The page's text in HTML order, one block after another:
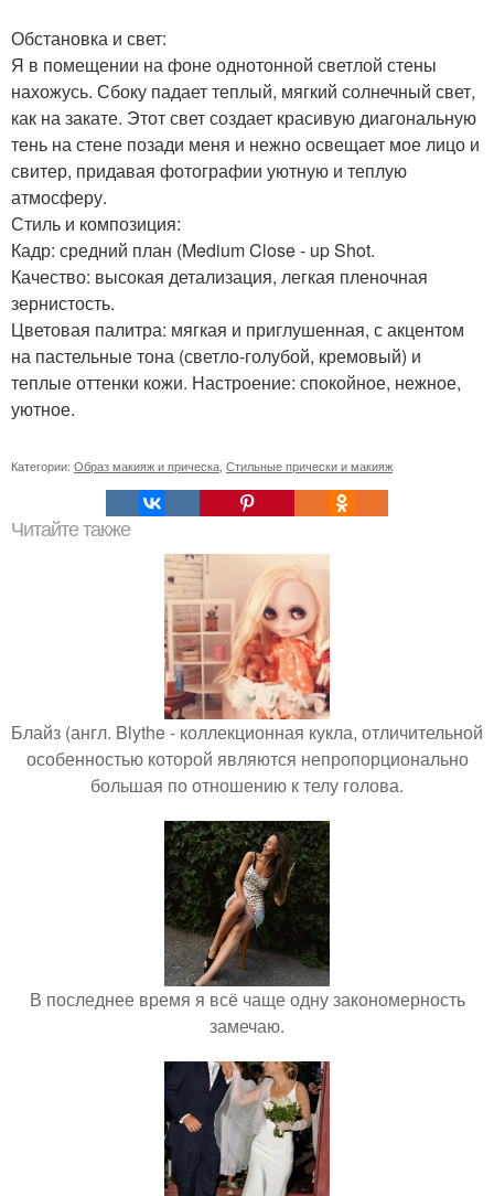
Обстановка и свет:
Я в помещении на фоне однотонной светлой стены
нахожусь. Сбоку падает теплый, мягкий солнечный свет,
как на закате. Этот свет создает красивую диагональную
тень на стене позади меня и нежно освещает мое лицо и
свитер, придавая фотографии уютную и теплую
атмосферу.
Стиль и композиция:
Кадр: средний план (Medium Close - up Shot.
Качество: высокая детализация, легкая пленочная
зернистость.
Цветовая палитра: мягкая и приглушенная, с акцентом
на пастельные тона (светло-голубой, кремовый) и
теплые оттенки кожи. Настроение: спокойное, нежное,
уютное.
Категории: Образ макияж и прическа, Стильные прически и макияж
Читайте также
Блайз (англ. Blythe - коллекционная кукла, отличительной
особенностью которой являются непропорционально
большая по отношению к телу голова.
В последнее время я всё чаще одну закономерность
замечаю.